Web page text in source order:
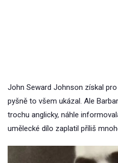
John Seward Johnson získal
pyšně to všem ukázal. Ale
trochu anglicky, náhle
umělecké dílo zaplatil příliš